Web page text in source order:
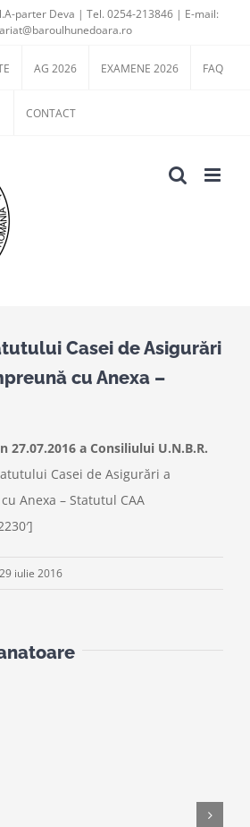
parter Deva | Tel. 0254-213846 | E-mail:
AG 2026 EXAMENE 2026 FAQ
CONTACT
Casei de Asigurări
cu Anexa –
27.07.2016 a Consiliului U.N.B.R.
Casei de Asigurări a
Anexa – Statutul CAA
29 iulie 2016